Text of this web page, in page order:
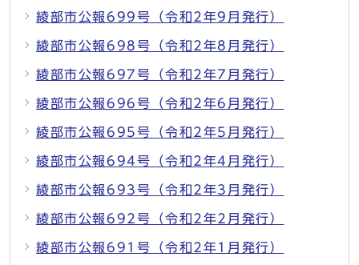
綾部市公報699号（令和2年9月発行）
綾部市公報698号（令和2年8月発行）
綾部市公報697号（令和2年7月発行）
綾部市公報696号（令和2年6月発行）
綾部市公報695号（令和2年5月発行）
綾部市公報694号（令和2年4月発行）
綾部市公報693号（令和2年3月発行）
綾部市公報692号（令和2年2月発行）
綾部市公報691号（令和2年1月発行）